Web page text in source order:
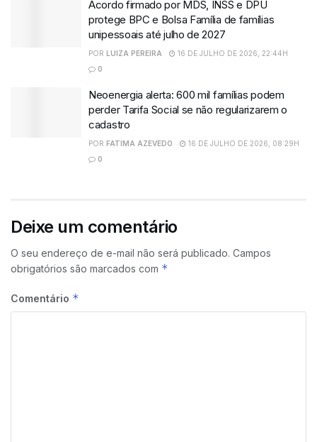
Acordo firmado por MDS, INSS e DPU
protege BPC e Bolsa Família de famílias
unipessoais até julho de 2027
POR LUIZA PEREIRA
16 DE JULHO DE 2026, 22:44H
0
Neoenergia alerta: 600 mil famílias podem
perder Tarifa Social se não regularizarem o
cadastro
POR FATIMA AZEVEDO
16 DE JULHO DE 2026, 08:29H
0
Deixe um comentário
O seu endereço de e-mail não será publicado. Campos
obrigatórios são marcados com *
Comentário *